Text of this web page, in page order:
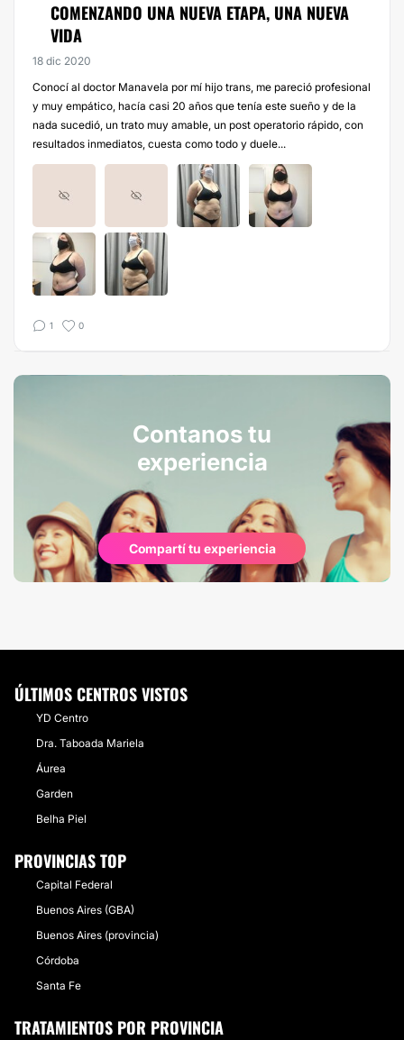
COMENZANDO UNA NUEVA ETAPA, UNA NUEVA
VIDA
18 dic 2020
Conocí al doctor Manavela por mí hijo trans, me pareció profesional
y muy empático, hacía casi 20 años que tenía este sueño y de la
nada sucedió, un trato muy amable, un post operatorio rápido, con
resultados inmediatos, cuesta como todo y duele...
1 0
Contanos tu
experiencia
Compartí tu experiencia
ÚLTIMOS CENTROS VISTOS
YD Centro
Dra. Taboada Mariela
Áurea
Garden
Belha Piel
PROVINCIAS TOP
Capital Federal
Buenos Aires (GBA)
Buenos Aires (provincia)
Córdoba
Santa Fe
TRATAMIENTOS POR PROVINCIA